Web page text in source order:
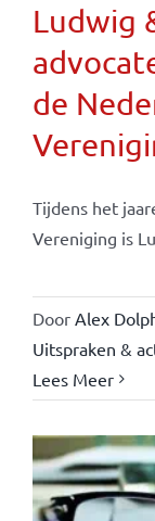
Ludwig
de
Tijdens het
Vereniging is
Door Alex
Uitspraken &
Lees Meer